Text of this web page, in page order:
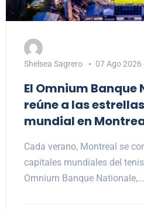
Shelsea Sagrero 07 Ago 2026
El Omnium Banque
reúne a las
mundial en
Cada verano, Montreal se
capitales mundiales del
Omnium Banque Nationale,...